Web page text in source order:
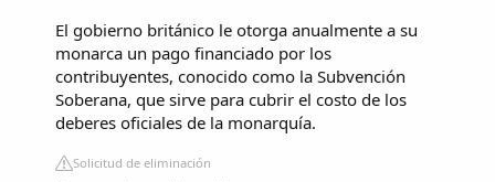
El gobierno británico le otorga anualmente a su
monarca un pago financiado por los
contribuyentes, conocido como la Subvención
Soberana, que sirve para cubrir el costo de los
deberes oficiales de la monarquía.
Solicitud de eliminación